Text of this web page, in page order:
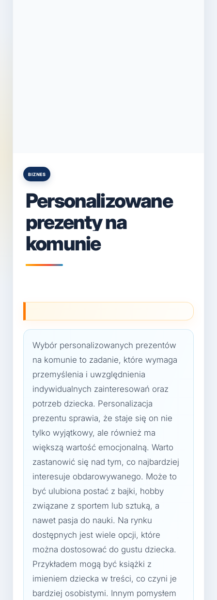
Posted
BIZNES
Personalizowane
prezenty na
komunie
Wybór personalizowanych prezentów
na komunie to zadanie, które wymaga
przemyślenia i uwzględnienia
indywidualnych zainteresowań oraz
potrzeb dziecka. Personalizacja
prezentu sprawia, że staje się on nie
tylko wyjątkowy, ale również ma
większą wartość emocjonalną. Warto
zastanowić się nad tym, co najbardziej
interesuje obdarowywanego. Może to
być ulubiona postać z bajki, hobby
związane z sportem lub sztuką, a
nawet pasja do nauki. Na rynku
dostępnych jest wiele opcji, które
można dostosować do gustu dziecka.
Przykładem mogą być książki z
imieniem dziecka w treści, co czyni je
bardziej osobistymi. Innym pomysłem